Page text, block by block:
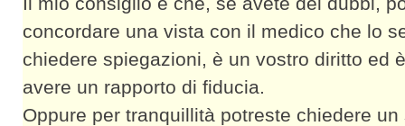
concordare una vista con il medico che lo
chiedere spiegazioni, è un vostro diritto ed
avere un rapporto di fiducia.
Oppure per tranquillità potreste chiedere un